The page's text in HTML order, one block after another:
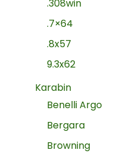
.308win
.7×64
.8x57
9.3x62
Karabin
Benelli Argo
Bergara
Browning